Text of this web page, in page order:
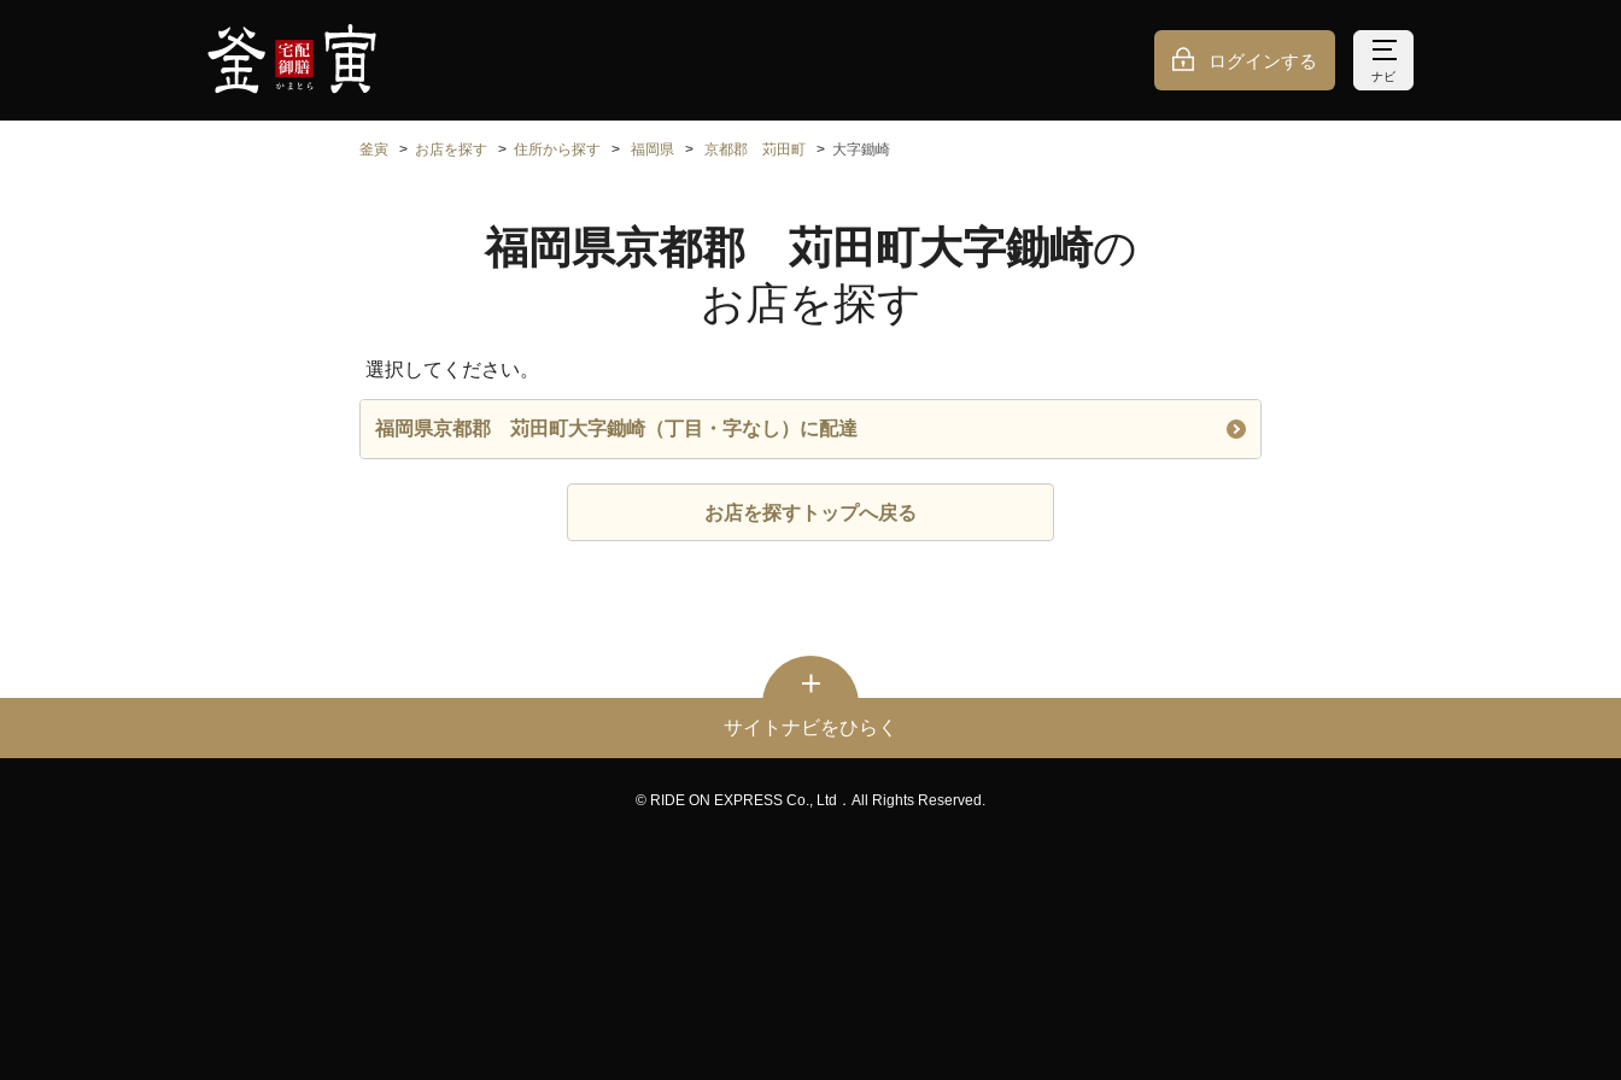
ログインする
ナビ
釜寅 お店を探す 住所から探す 福岡県 京都郡 苅田町 大字鋤崎
福岡県京都郡 苅田町大字鋤崎の
お店を探す
選択してください。
福岡県京都郡 苅田町大字鋤崎（丁目・字なし）に配達
お店を探すトップへ戻る
サイトナビをひらく
© RIDE ON EXPRESS Co., Ltd．All Rights Reserved.